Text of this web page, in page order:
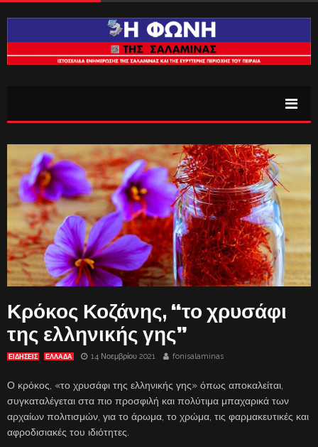
Κρόκος Κοζάνης, “το χρυσάφι
της ελληνικής γης”
ΕΙΔΗΣΕΙΣ ΕΛΛΑΔΑ 14 Νοεμβρίου 2021 fonisalaminas
Ο κρόκος, «το χρυσάφι της ελληνικής γης» όπως αποκαλείται,
συγκαταλέγεται στα πιο προσφιλή και πολύτιμα μπαχαρικά των
αρχαίων πολιτισμών, για το άρωμα, το χρώμα, τις φαρμακευτικές και
αφροδισιακές του ιδιότητες.